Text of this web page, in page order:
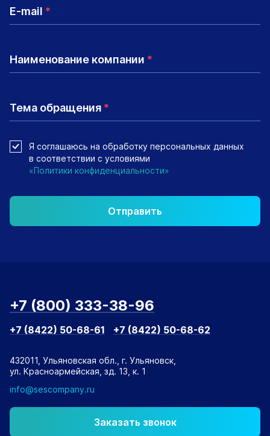
E-mail *
Наименование компании *
Тема обращения *
Отправить
Я соглашаюсь на обработку персональных данных
в соответствии с условиями
«Политики конфиденциальности»
+7 (800) 333-38-96
+7 (8422) 50-68-61 +7 (8422) 50-68-62
432011, Ульяновская обл., г. Ульяновск,
ул. Красноармейская, зд. 13, к. 1
info@sescompany.ru
Заказать звонок